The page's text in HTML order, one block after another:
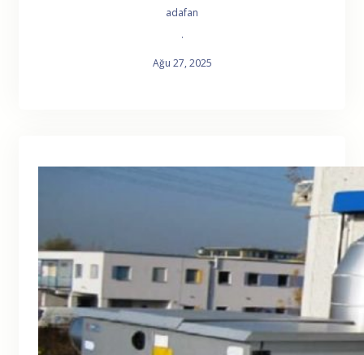
adafan
·
Ağu 27, 2025